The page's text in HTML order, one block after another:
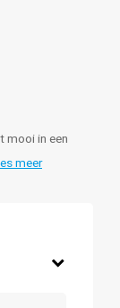
mooi in een
meer